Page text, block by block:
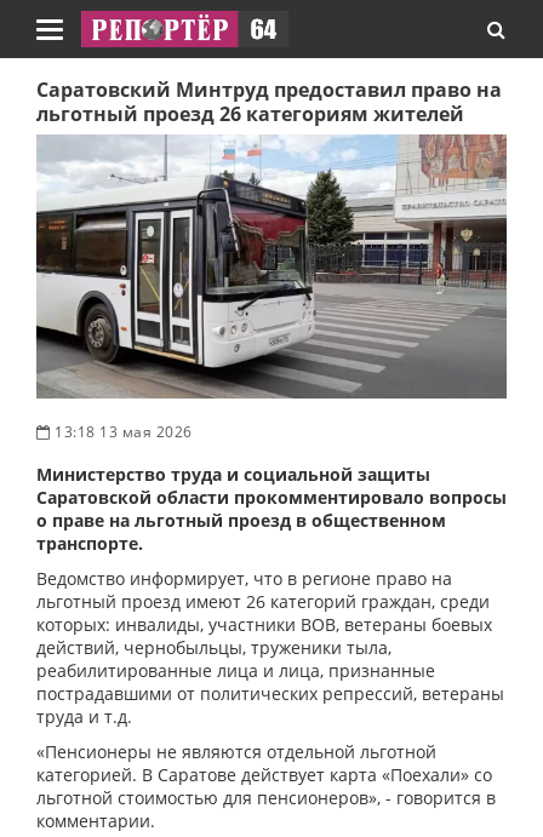
Навигация
Саратовский Минтруд предоставил право на
льготный проезд 26 категориям жителей
13:18 13 мая 2026
Министерство труда и социальной защиты
Саратовской области прокомментировало вопросы
о праве на льготный проезд в общественном
транспорте.
Ведомство информирует, что в регионе право на
льготный проезд имеют 26 категорий граждан, среди
которых: инвалиды, участники ВОВ, ветераны боевых
действий, чернобыльцы, труженики тыла,
реабилитированные лица и лица, признанные
пострадавшими от политических репрессий, ветераны
труда и т.д.
«Пенсионеры не являются отдельной льготной
категорией. В Саратове действует карта «Поехали» со
льготной стоимостью для пенсионеров», - говорится в
комментарии.